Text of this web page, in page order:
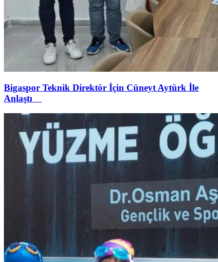
Bigaspor Teknik Direktör İçin Cüneyt Aytürk İle
Anlaştı